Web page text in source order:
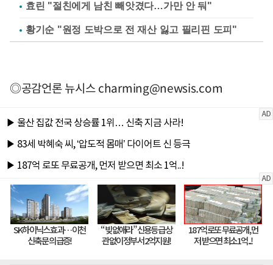
효린 "절친에게 남친 빼앗겼다…가만 안 둬"
황기순 "원정 도박으로 전 재산 잃고 필리핀 도피"
◎공감언론 뉴시스charming@newsis.com